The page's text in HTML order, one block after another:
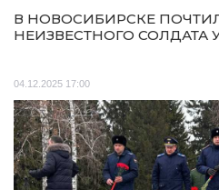
В НОВОСИБИРСКЕ
НЕИЗВЕСТНОГО
04.12.2025 17:00